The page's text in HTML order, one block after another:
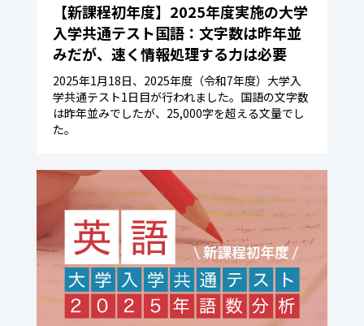
【新課程初年度】2025年度実施の大学
入学共通テスト国語：文字数は昨年並
みだが、速く情報処理する力は必要
2025年1月18日、2025年度（令和7年度）大学入
学共通テスト1日目が行われました。国語の文字数
は昨年並みでしたが、25,000字を超える文量でし
た。